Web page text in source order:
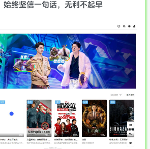
始终坚信一句话，无利不起早